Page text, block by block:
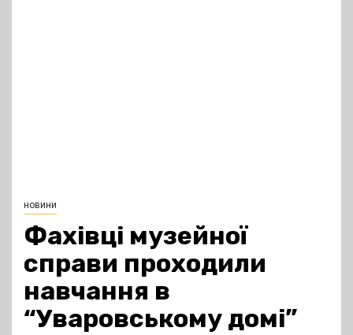
новини
Фахівці музейної
справи проходили
навчання в
“Уваровському домі”